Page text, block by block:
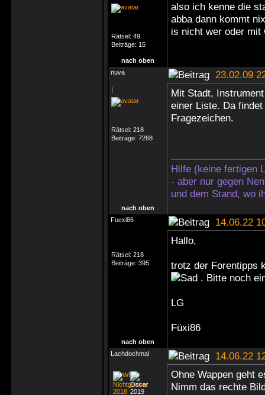
Rätsel: 49
Beiträge: 15
also ich kenne die
abba dann kommt
is nicht wer oder mit
nach oben
nuva
23.02.09
|
Rätsel: 218
Beiträge: 7268
Mit Stadt,
einer Liste. Da
Fragezeichen.
Hilfe (keine fertigen
- aber nur gegen
und dem Stand, wo
nach oben
Fuexi86
14.06.22
Rätsel: 218
Beiträge: 395
Hallo,
trotz der Forentipps
. Bitte noch
LG
Füxi86
nach oben
Lachdochmal
14.06.22
Ohne Wappen geht
Nimm das rechte